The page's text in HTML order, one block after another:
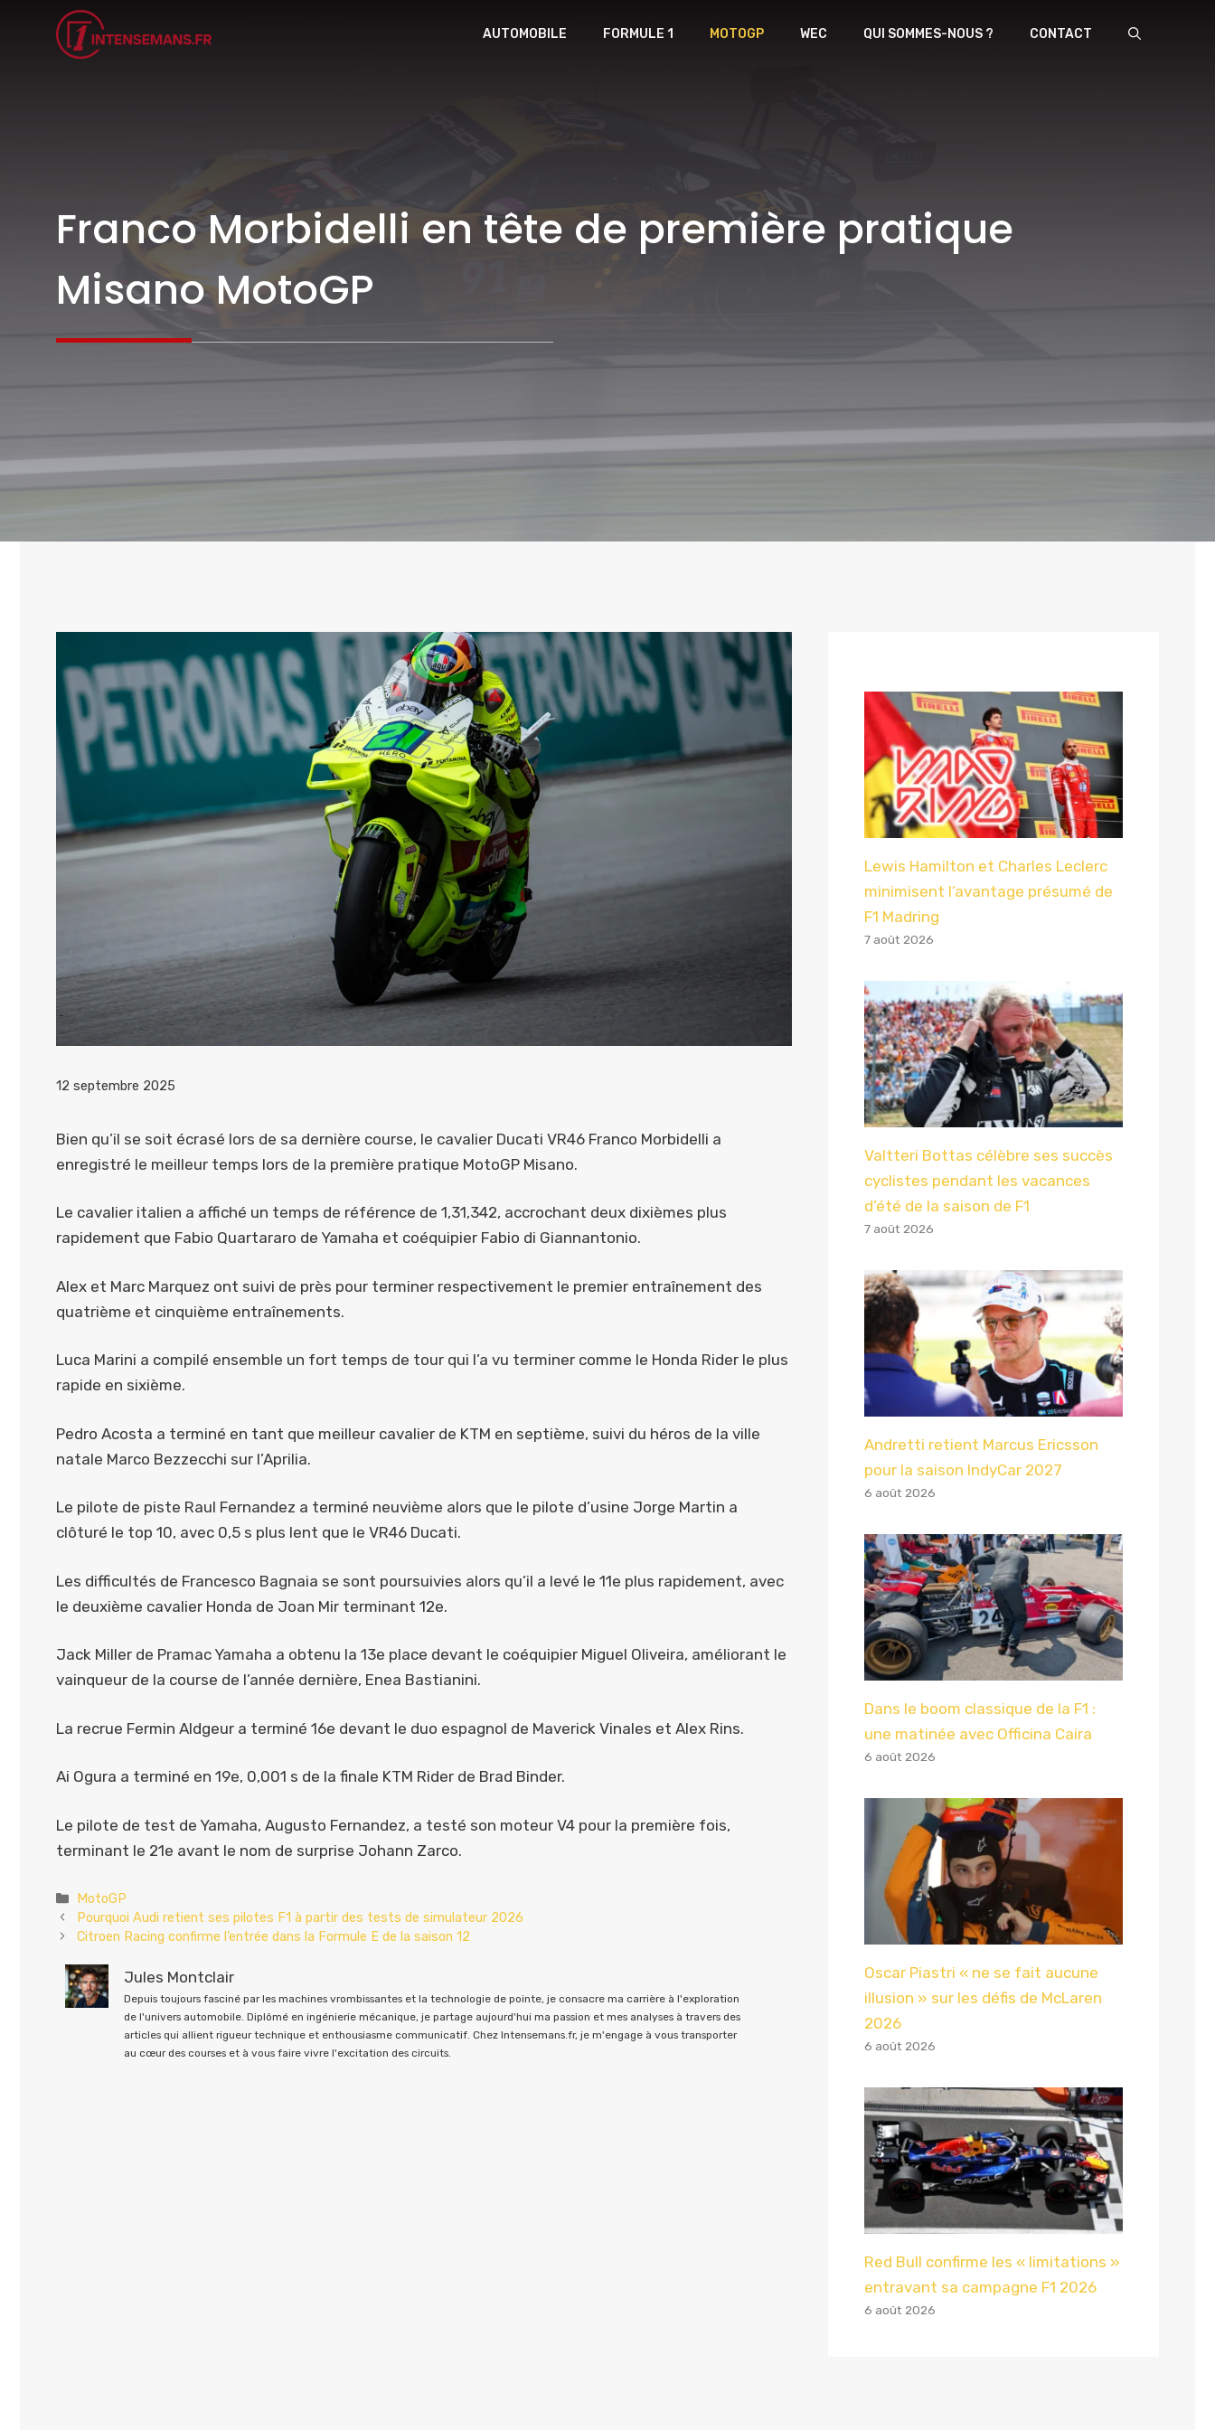
AUTOMOBILE FORMULE 1 MOTOGP WEC QUI SOMMES-NOUS ? CONTACT
Franco Morbidelli en tête de première pratique
Misano MotoGP
12 septembre 2025
Bien qu’il se soit écrasé lors de sa dernière course, le cavalier Ducati VR46 Franco Morbidelli a
enregistré le meilleur temps lors de la première pratique MotoGP Misano.
Le cavalier italien a affiché un temps de référence de 1,31,342, accrochant deux dixièmes plus
rapidement que Fabio Quartararo de Yamaha et coéquipier Fabio di Giannantonio.
Alex et Marc Marquez ont suivi de près pour terminer respectivement le premier entraînement des
quatrième et cinquième entraînements.
Luca Marini a compilé ensemble un fort temps de tour qui l’a vu terminer comme le Honda Rider le plus
rapide en sixième.
Pedro Acosta a terminé en tant que meilleur cavalier de KTM en septième, suivi du héros de la ville
natale Marco Bezzecchi sur l’Aprilia.
Le pilote de piste Raul Fernandez a terminé neuvième alors que le pilote d’usine Jorge Martin a
clôturé le top 10, avec 0,5 s plus lent que le VR46 Ducati.
Les difficultés de Francesco Bagnaia se sont poursuivies alors qu’il a levé le 11e plus rapidement, avec
le deuxième cavalier Honda de Joan Mir terminant 12e.
Jack Miller de Pramac Yamaha a obtenu la 13e place devant le coéquipier Miguel Oliveira, améliorant le
vainqueur de la course de l’année dernière, Enea Bastianini.
La recrue Fermin Aldgeur a terminé 16e devant le duo espagnol de Maverick Vinales et Alex Rins.
Ai Ogura a terminé en 19e, 0,001 s de la finale KTM Rider de Brad Binder.
Le pilote de test de Yamaha, Augusto Fernandez, a testé son moteur V4 pour la première fois,
terminant le 21e avant le nom de surprise Johann Zarco.
Catégories
MotoGP
Pourquoi Audi retient ses pilotes F1 à partir des tests de simulateur 2026
Citroen Racing confirme l’entrée dans la Formule E de la saison 12
Jules Montclair
Depuis toujours fasciné par les machines vrombissantes et la technologie de pointe, je consacre ma carrière à l'exploration
de l'univers automobile. Diplômé en ingénierie mécanique, je partage aujourd'hui ma passion et mes analyses à travers des
articles qui allient rigueur technique et enthousiasme communicatif. Chez Intensemans.fr, je m'engage à vous transporter
au cœur des courses et à vous faire vivre l'excitation des circuits.
Lewis Hamilton et Charles Leclerc
minimisent l’avantage présumé de
F1 Madring
7 août 2026
Valtteri Bottas célèbre ses succès
cyclistes pendant les vacances
d’été de la saison de F1
7 août 2026
Andretti retient Marcus Ericsson
pour la saison IndyCar 2027
6 août 2026
Dans le boom classique de la F1 :
une matinée avec Officina Caira
6 août 2026
Oscar Piastri « ne se fait aucune
illusion » sur les défis de McLaren
2026
6 août 2026
Red Bull confirme les « limitations »
entravant sa campagne F1 2026
6 août 2026